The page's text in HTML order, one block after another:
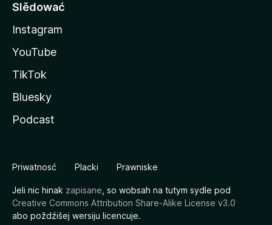
Slědować
Instagram
YouTube
TikTok
Bluesky
Podcast
Priwatnosć Placki Prawniske
Jeli nic hinak zapisane , so wobsah na tutym sydle pod
Creative Commons Attribution Share-Alike License v3.0
abo poždźišej wersiju licencuje.